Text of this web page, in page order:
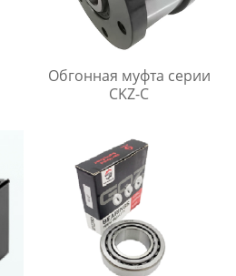
Обгонная муфта серии
CKZ-C